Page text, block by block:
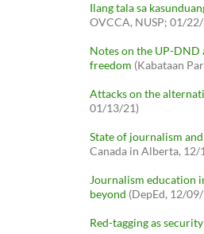
Ilang tala sa
OVCCA, NUSP; 01/
Notes on the UP-DND
freedom (Kabataan
Attacks on the
01/13/21)
State of journalism
Canada in Alberta, 12/
Journalism education
beyond (DepEd, 12/
Red-tagging as